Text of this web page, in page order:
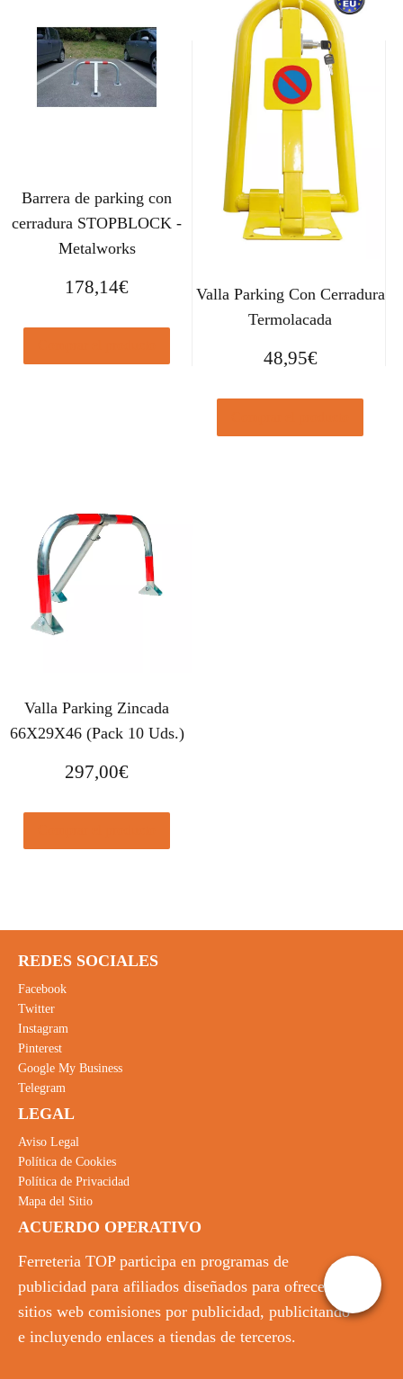
Barrera de parking con
cerradura STOPBLOCK -
Metalworks
178,14€
Valla Parking Con Cerradura
Termolacada
48,95€
Valla Parking Zincada
66X29X46 (Pack 10 Uds.)
297,00€
REDES SOCIALES
Facebook
Twitter
Instagram
Pinterest
Google My Business
Telegram
LEGAL
Aviso Legal
Política de Cookies
Política de Privacidad
Mapa del Sitio
ACUERDO OPERATIVO
Ferreteria TOP participa en programas de
publicidad para afiliados diseñados para ofrecer a
sitios web comisiones por publicidad, publicitando
e incluyendo enlaces a tiendas de terceros.